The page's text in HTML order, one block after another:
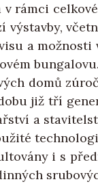
v rámci
výstavby,
a možnosti
domů
již tří
a
i s